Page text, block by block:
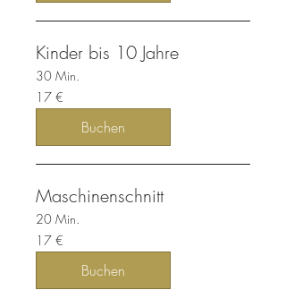
Kinder bis 10 Jahre
30 Min.
17
Euro
17 €
Buchen
Maschinenschnitt
20 Min.
17
Euro
17 €
Buchen